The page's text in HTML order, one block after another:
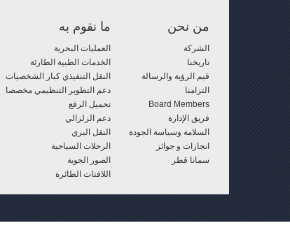
من نحن
الشركة
تاريخنا
قيم الرؤية والرسالة
التزامنا
Board Members
فريق الإدارة
السلامة وسياسة الجودة
انجازات و جوائز
سمانا قطر
ما نقوم به
العمليات البحرية
الخدمات الطبية الطارئة
النقل التنفيذي كبار الشخصيات
دعم التطوير التنظيمي مخصصا
تحميل الرفع
دعم الزلزالي
النقل البري
الرحلات السياحية
الصور الجوية
اللافتات الطائرة